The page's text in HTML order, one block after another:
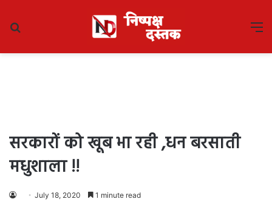
सरकारों को खूब भा रही ,धन बरसाती
मधुशाला !!
July 18, 2020 1 minute read